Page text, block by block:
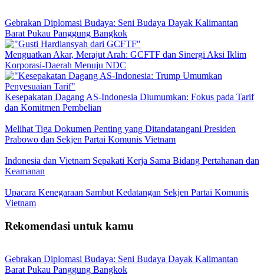
Gebrakan Diplomasi Budaya: Seni Budaya Dayak Kalimantan
Barat Pukau Panggung Bangkok
Menguatkan Akar, Merajut Arah: GCFTF dan Sinergi Aksi Iklim
Korporasi-Daerah Menuju NDC
Kesepakatan Dagang AS-Indonesia Diumumkan: Fokus pada Tarif
dan Komitmen Pembelian
Melihat Tiga Dokumen Penting yang Ditandatangani Presiden
Prabowo dan Sekjen Partai Komunis Vietnam
Indonesia dan Vietnam Sepakati Kerja Sama Bidang Pertahanan dan
Keamanan
Upacara Kenegaraan Sambut Kedatangan Sekjen Partai Komunis
Vietnam
Rekomendasi untuk kamu
Gebrakan Diplomasi Budaya: Seni Budaya Dayak Kalimantan
Barat Pukau Panggung Bangkok